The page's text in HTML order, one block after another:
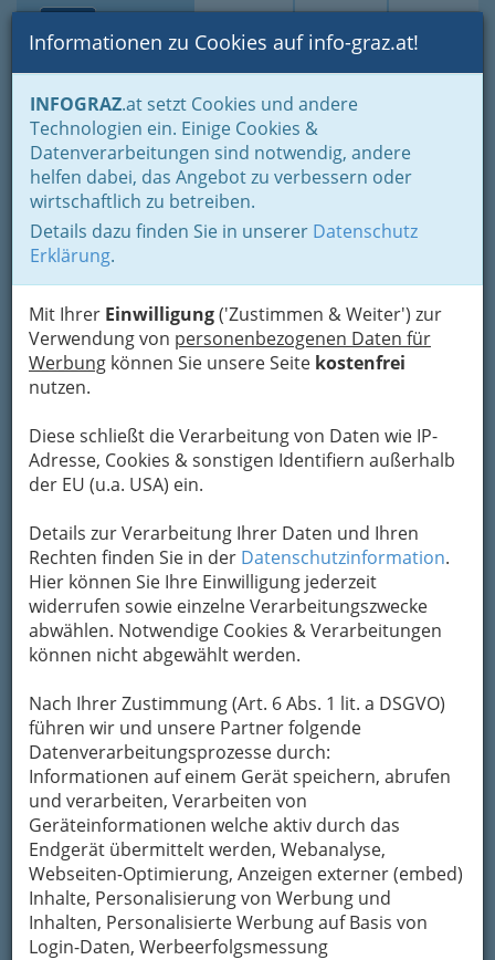
Suche Login Toggle
Informationen zu Cookies auf info-graz.at!
INFOGRAZ.at setzt Cookies und andere
Technologien ein. Einige Cookies &
Datenverarbeitungen sind notwendig, andere
helfen dabei, das Angebot zu verbessern oder
wirtschaftlich zu betreiben.
Details dazu finden Sie in unserer Datenschutz
Erklärung.
Mit Ihrer Einwilligung('Zustimmen & Weiter') zur
Verwendung von personenbezogenen Daten für
Werbung können Sie unsere Seite kostenfrei
nutzen.
Diese schließt die Verarbeitung von Daten wie IP-
Adresse, Cookies & sonstigen Identifiern außerhalb
der EU (u.a. USA) ein.
Details zur Verarbeitung Ihrer Daten und Ihren
Rechten finden Sie in der Datenschutzinformation.
Hier können Sie Ihre Einwilligung jederzeit
widerrufen sowie einzelne Verarbeitungszwecke
abwählen. Notwendige Cookies & Verarbeitungen
können nicht abgewählt werden.
Nach Ihrer Zustimmung (Art. 6 Abs. 1 lit. a DSGVO)
führen wir und unsere Partner folgende
Datenverarbeitungsprozesse durch:
Informationen auf einem Gerät speichern, abrufen
und verarbeiten, Verarbeiten von
Geräteinformationen welche aktiv durch das
Endgerät übermittelt werden, Webanalyse,
Webseiten-Optimierung, Anzeigen externer (embed)
Inhalte, Personalisierung von Werbung und
Inhalten, Personalisierte Werbung auf Basis von
Login-Daten, Werbeerfolgsmessung
Home Gastronomie Die Könige der Gastro-Guides
Zur Linde
Hörgas 1, 8103 Rein
+43 3124 510 69
1 Haube bei Gault Millau,
81 Falstaff-Punkte - 1 Gabel, Kategorie:
Klassisch/ Traditionell
Karte
Karte anzeigen
Kontaktaufnahme
Um die Info-Graz Firmenvor Spam-Mails zu
bewahren, verwenden wir an dieser Stelle zur
Übermittlung Ihrer Nachricht ein sicheres
Formular. Ihre Nachricht wird nach dem
Absenden umgehend per Mail an das
Mein Name
Meine Email Adresse
Mein Betreff